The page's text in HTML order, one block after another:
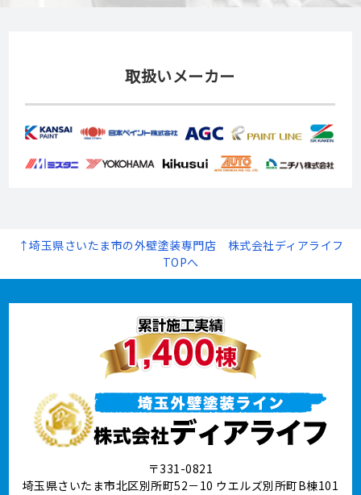
取扱いメーカー
↑埼玉県さいたま市の外壁塗装専門店 株式会社ディアライフ
TOPへ
〒331-0821
埼玉県さいたま市北区別所町52－10 ウエルズ別所町B棟101